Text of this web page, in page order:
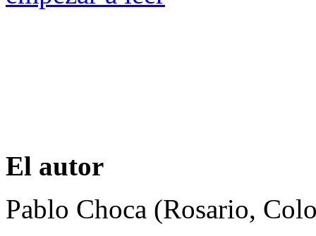
El autor
Pablo Choca (Rosario,